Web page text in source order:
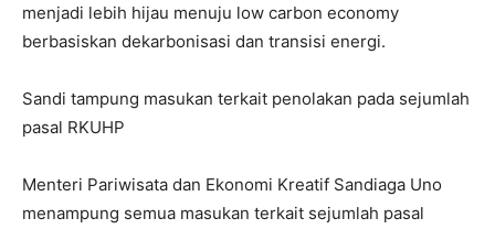
menjadi lebih hijau menuju low carbon economy
berbasiskan dekarbonisasi dan transisi energi.
Sandi tampung masukan terkait penolakan pada sejumlah
pasal RKUHP
Menteri Pariwisata dan Ekonomi Kreatif Sandiaga Uno
menampung semua masukan terkait sejumlah pasal